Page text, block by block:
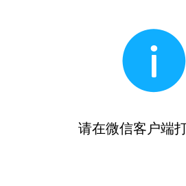
请在微信客户端